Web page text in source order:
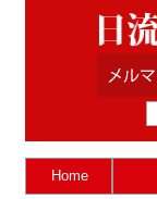
Home